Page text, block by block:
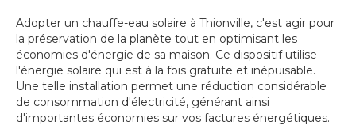
Adopter un chauffe-eau solaire à Thionville, c'est agir pour
la préservation de la planète tout en optimisant les
économies d'énergie de sa maison. Ce dispositif utilise
l'énergie solaire qui est à la fois gratuite et inépuisable.
Une telle installation permet une réduction considérable
de consommation d'électricité, générant ainsi
d'importantes économies sur vos factures énergétiques.